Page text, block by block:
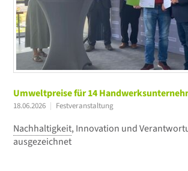
Umweltpreise für 14
18.06.2026 Festveranstaltung
Nachhaltigkeit, Innovation und
ausgezeichnet